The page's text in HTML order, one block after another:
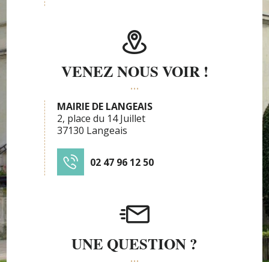
VENEZ NOUS VOIR !
MAIRIE DE LANGEAIS
2, place du 14 Juillet
37130 Langeais
02 47 96 12 50
UNE QUESTION ?